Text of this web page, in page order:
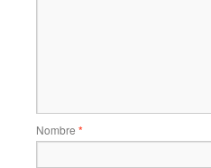
Nombre *